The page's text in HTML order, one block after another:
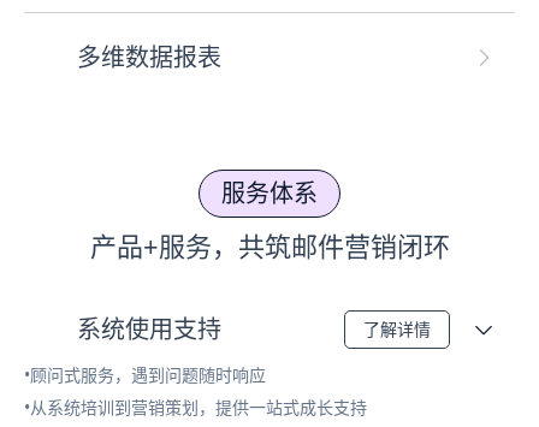
多维数据报表
服务体系
产品+服务，共筑邮件营销闭环
系统使用支持 了解详情
•顾问式服务，遇到问题随时响应
•从系统培训到营销策划，提供一站式成长支持